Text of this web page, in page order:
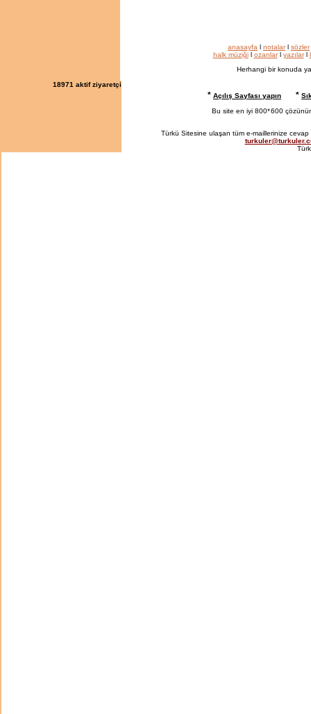
anasayfa l notalarl sözler
halk müziğil ozanlarl yazılarl
Herhangi bir konuda
18971 aktif ziyaretçi
* Açılış Sayfası yapın *
Bu site en iyi 800*600
Türkü Sitesine ulaşan tüm e-maillerinize cevap